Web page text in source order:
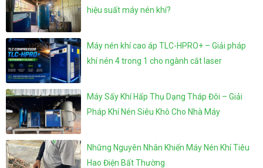
hiệu suất máy nén khí?
Máy nén khí cao áp TLC-HPRO+ – Giải pháp
khí nén 4 trong 1 cho ngành cắt laser
Máy Sấy Khí Hấp Thụ Dạng Tháp Đôi – Giải
Pháp Khí Nén Siêu Khô Cho Nhà Máy
Những Nguyên Nhân Khiến Máy Nén Khí Tiêu
Hao Điện Bất Thường